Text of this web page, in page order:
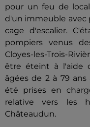
pour un feu de
d'un immeuble avec
cage d'escalier.
pompiers venus
Cloyes-les-Trois-
être éteint à l'aide
âgées de 2 à 79
été prises en
relative vers les
Châteaudun.